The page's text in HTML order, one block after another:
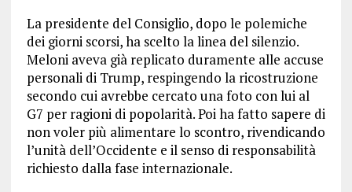
La presidente del Consiglio, dopo le polemiche
dei giorni scorsi, ha scelto la linea del silenzio.
Meloni aveva già replicato duramente alle accuse
personali di Trump, respingendo la ricostruzione
secondo cui avrebbe cercato una foto con lui al
G7 per ragioni di popolarità. Poi ha fatto sapere di
non voler più alimentare lo scontro, rivendicando
l’unità dell’Occidente e il senso di responsabilità
richiesto dalla fase internazionale.